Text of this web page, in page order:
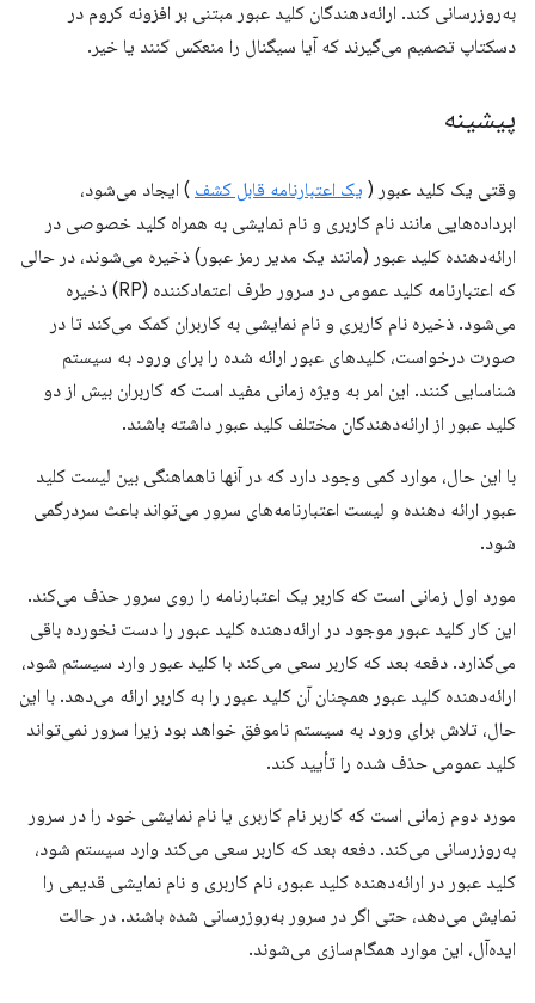
به‌روزرسانی کند. ارائه‌دهندگان کلید عبور مبتنی بر افزونه کروم در
دسکتاپ تصمیم می‌گیرند که آیا سیگنال را منعکس کنند یا خیر.
پیشینه
وقتی یک کلید عبور ( یک اعتبارنامه قابل کشف ) ایجاد می‌شود،
ابرداده‌هایی مانند نام کاربری و نام نمایشی به همراه کلید خصوصی در
ارائه‌دهنده کلید عبور (مانند یک مدیر رمز عبور) ذخیره می‌شوند، در حالی
که اعتبارنامه کلید عمومی در سرور طرف اعتمادکننده (RP) ذخیره
می‌شود. ذخیره نام کاربری و نام نمایشی به کاربران کمک می‌کند تا در
صورت درخواست، کلیدهای عبور ارائه شده را برای ورود به سیستم
شناسایی کنند. این امر به ویژه زمانی مفید است که کاربران بیش از دو
کلید عبور از ارائه‌دهندگان مختلف کلید عبور داشته باشند.
با این حال، موارد کمی وجود دارد که در آنها ناهماهنگی بین لیست کلید
عبور ارائه دهنده و لیست اعتبارنامه‌های سرور می‌تواند باعث سردرگمی
شود.
مورد اول زمانی است که کاربر یک اعتبارنامه را روی سرور حذف می‌کند.
این کار کلید عبور موجود در ارائه‌دهنده کلید عبور را دست نخورده باقی
می‌گذارد. دفعه بعد که کاربر سعی می‌کند با کلید عبور وارد سیستم شود،
ارائه‌دهنده کلید عبور همچنان آن کلید عبور را به کاربر ارائه می‌دهد. با این
حال، تلاش برای ورود به سیستم ناموفق خواهد بود زیرا سرور نمی‌تواند
کلید عمومی حذف شده را تأیید کند.
مورد دوم زمانی است که کاربر نام کاربری یا نام نمایشی خود را در سرور
به‌روزرسانی می‌کند. دفعه بعد که کاربر سعی می‌کند وارد سیستم شود،
کلید عبور در ارائه‌دهنده کلید عبور، نام کاربری و نام نمایشی قدیمی را
نمایش می‌دهد، حتی اگر در سرور به‌روزرسانی شده باشند. در حالت
ایده‌آل، این موارد همگام‌سازی می‌شوند.